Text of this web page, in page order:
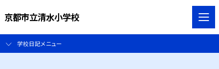
京都市立清水小学校
学校日記メニュー